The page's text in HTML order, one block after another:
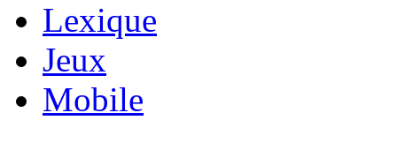
Lexique
Jeux
Mobile